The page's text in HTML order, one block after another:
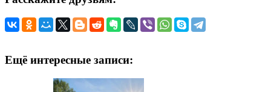
Ещё интересные записи: